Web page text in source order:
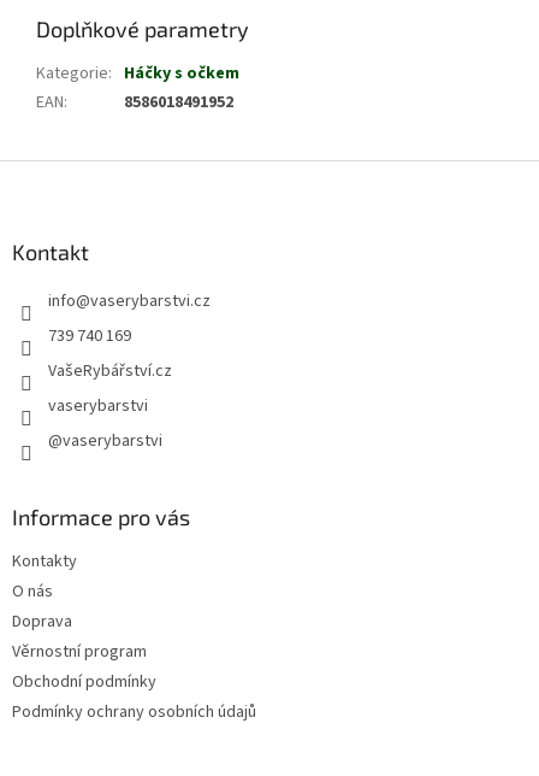
Doplňkové parametry
Kategorie: Háčky s očkem
EAN: 8586018491952
Kontakt
info@vaserybarstvi.cz
739 740 169
VašeRybářství.cz
vaserybarstvi
@vaserybarstvi
Informace pro vás
Kontakty
O nás
Doprava
Věrnostní program
Obchodní podmínky
Podmínky ochrany osobních údajů